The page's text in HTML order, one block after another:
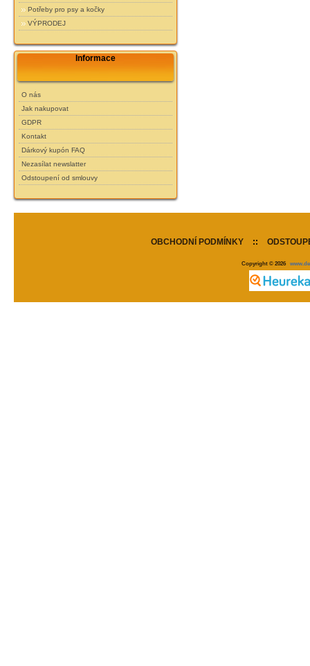
Potřeby pro psy a kočky
VÝPRODEJ
Informace
O nás
Jak nakupovat
GDPR
Kontakt
Dárkový kupón FAQ
Nezasílat newslatter
Odstoupení od smlouvy
OBCHODNÍ PODMÍNKY ::
Copyright © 2026